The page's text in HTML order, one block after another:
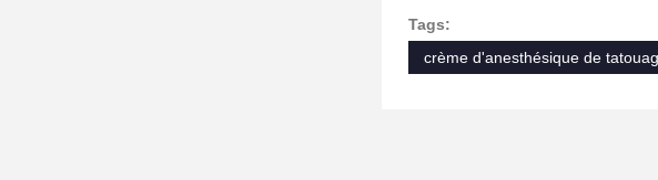
Tags:
crème d'anesthésique de